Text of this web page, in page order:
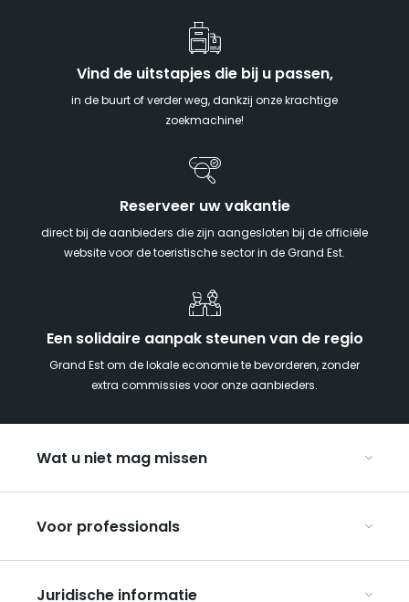
Vind de uitstapjes die bij u passen,
in de buurt of verder weg, dankzij onze krachtige
zoekmachine!
Reserveer uw vakantie
direct bij de aanbieders die zijn aangesloten bij de officiële
website voor de toeristische sector in de Grand Est.
Een solidaire aanpak steunen van de regio
Grand Est om de lokale economie te bevorderen, zonder
extra commissies voor onze aanbieders.
Wat u niet mag missen
Met z’n tweeën
Kerst in Oost-Frankrijk
De Route des Vins d’Alsace
Voor professionals
Juridische informatie